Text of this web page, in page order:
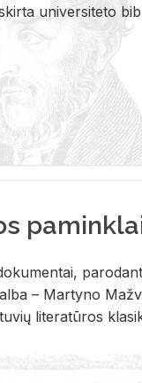
uni­ver­si­te­to
– Mar­ty­no
li­te­ra­tū­ros